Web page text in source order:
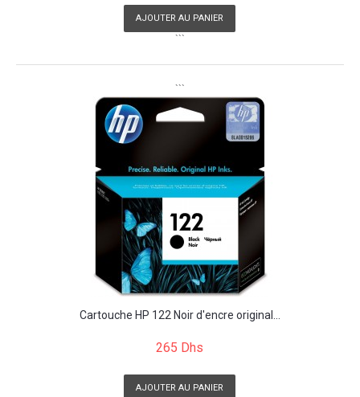
AJOUTER AU PANIER
```
```
Cartouche HP 122 Noir d'encre original...
265 Dhs
AJOUTER AU PANIER